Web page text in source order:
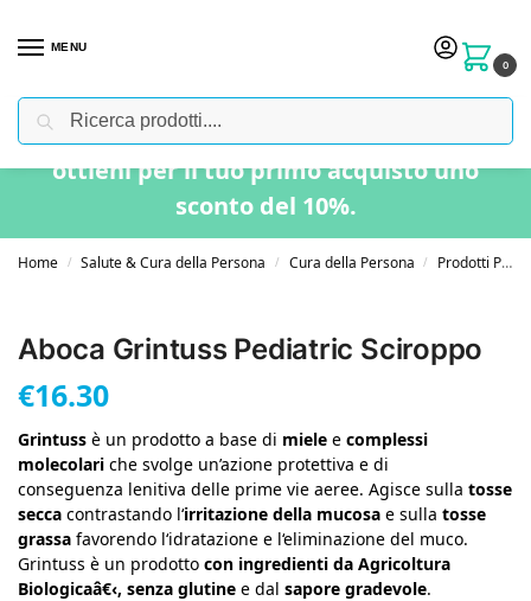
MENU
0
Usa il codice “BENVENUTO” nel carrello e
ottieni per il tuo primo acquisto uno
sconto del 10%.
Home / Salute & Cura della Persona / Cura della Persona / Prodotti Per la Gola
Aboca Grintuss Pediatric Sciroppo
€16.30
Grintuss è un prodotto a base di miele e complessi
molecolari che svolge un’azione protettiva e di
conseguenza lenitiva delle prime vie aeree. Agisce sulla tosse
secca contrastando l‘irritazione della mucosa e sulla tosse
grassa favorendo l‘idratazione e l‘eliminazione del muco.
Grintuss è un prodotto con ingredienti da Agricoltura
Biologicaâ€‹, senza glutine e dal sapore gradevole.